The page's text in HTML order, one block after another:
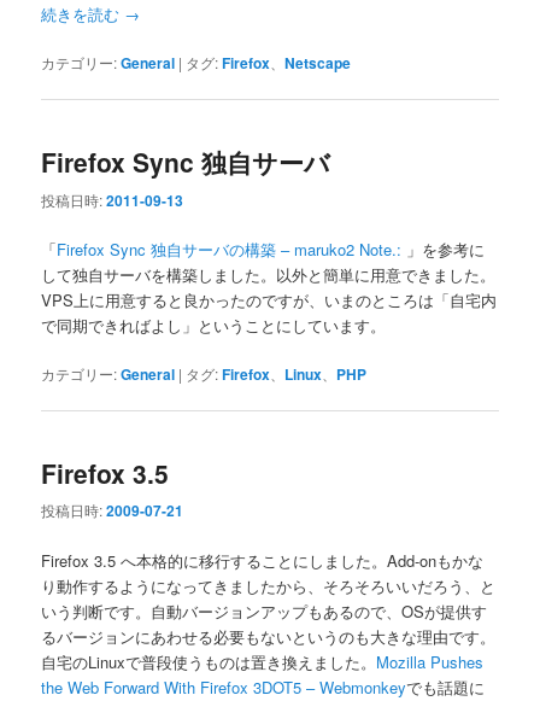
続きを読む →
カテゴリー:General | タグ:Firefox 、Netscape
Firefox Sync 独自サーバ
投稿日時:2011-09-13
「Firefox Sync 独自サーバの構築 – maruko2 Note.: 」を参考に
して独自サーバを構築しました。以外と簡単に用意できました。
VPS上に用意すると良かったのですが、いまのところは「自宅内
で同期できればよし」ということにしています。
カテゴリー:General | タグ:Firefox Linux PHP
Firefox 3.5
投稿日時:2009-07-21
Firefox 3.5 へ本格的に移行することにしました。Add-onもかな
り動作するようになってきましたから、そろそろいいだろう、と
いう判断です。自動バージョンアップもあるので、OSが提供す
るバージョンにあわせる必要もないというのも大きな理由です。
自宅のLinuxで普段使うものは置き換えました。 Mozilla Pushes
the Web Forward With Firefox 3DOT5 – Webmonkeyでも話題に